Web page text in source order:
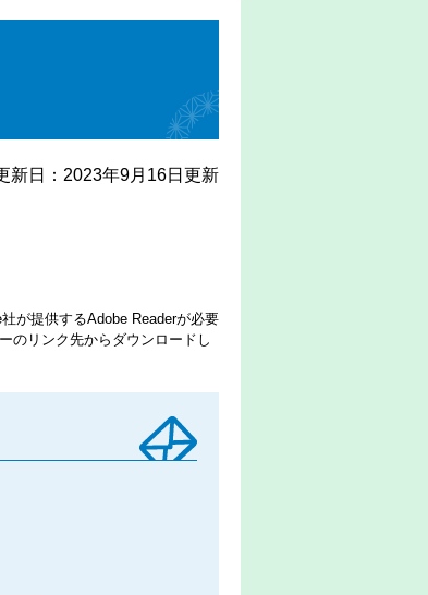
新日：2023年9月16日更新
が提供するAdobe Readerが必要
のリンク先からダウンロードし